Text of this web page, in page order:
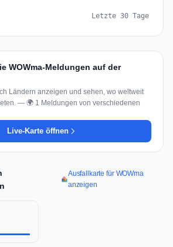
Letzte 30 Tage
WOWma-Meldungen auf der
Ländern anzeigen und sehen, wo weltweit
— 🌍 1 Meldungen von verschiedenen
Live-Karte öffnen
Ausfallkarte für WOWma
anzeigen